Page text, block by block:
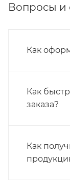
Вопросы и
Как
Как
заказа?
Как